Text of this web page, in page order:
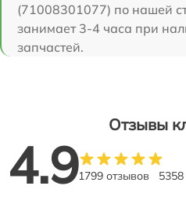
(71008301077) по нашей
занимает 3-4 часа при
запчастей.
Отзывы
4.91799 отзывов